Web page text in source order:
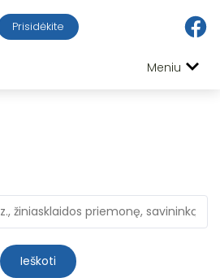
Prisidėkite
Meniu
Ieškoti